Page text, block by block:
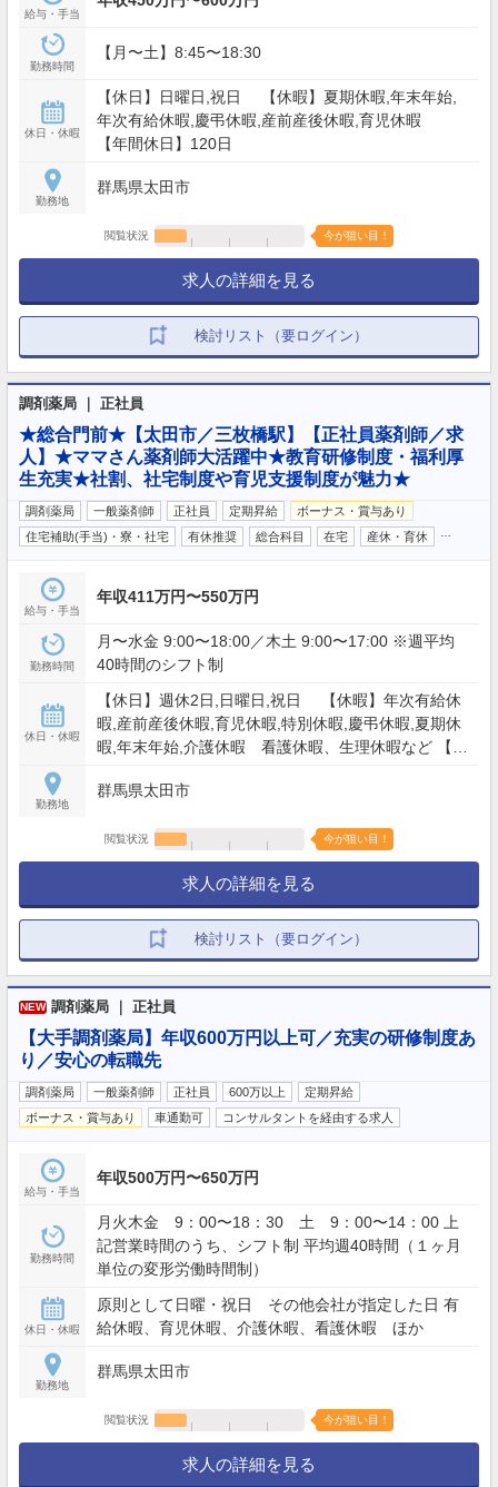
給与・手当
勤務時間
【月〜土】8:45〜18:30
休日・休暇
【休日】日曜日,祝日 【休暇】夏期休暇,年末年始,
年次有給休暇,慶弔休暇,産前産後休暇,育児休暇
【年間休日】120日
勤務地
群馬県太田市
閲覧状況 今が狙い目！
求人の詳細を見る
検討リスト（要ログイン）
調剤薬局 ｜ 正社員
★総合門前★【太田市／三枚橋駅】【正社員薬剤師／求
人】★ママさん薬剤師大活躍中★教育研修制度・福利厚
生充実★社割、社宅制度や育児支援制度が魅力★
調剤薬局 一般薬剤師 正社員 定期昇給
ボーナス・賞与あり
住宅補助(手当)・寮・社宅
有休推奨 総合科目 在宅 産休・育休
給与・手当
年収411万円〜550万円
勤務時間
月〜水金 9:00〜18:00／木土 9:00〜17:00 ※週平均
40時間のシフト制
休日・休暇
【休日】週休2日,日曜日,祝日 【休暇】年次有給休
暇,産前産後休暇,育児休暇,特別休暇,慶弔休暇,夏期休
暇,年末年始,介護休暇 看護休暇、生理休暇など 【年
勤務地
群馬県太田市
閲覧状況 今が狙い目！
求人の詳細を見る
検討リスト（要ログイン）
NEW 調剤薬局 ｜ 正社員
【大手調剤薬局】年収600万円以上可／充実の研修制度あ
り／安心の転職先
調剤薬局 一般薬剤師 正社員 600万以上
定期昇給
ボーナス・賞与あり
車通勤可 コンサルタントを経由する求人
給与・手当
年収500万円〜650万円
勤務時間
月火木金 9：00〜18：30 土 9：00〜14：00 上
記営業時間のうち、シフト制 平均週40時間（１ヶ月
単位の変形労働時間制）
休日・休暇
原則として日曜・祝日 その他会社が指定した日 有
給休暇、育児休暇、介護休暇、看護休暇 ほか
勤務地
群馬県太田市
閲覧状況 今が狙い目！
求人の詳細を見る